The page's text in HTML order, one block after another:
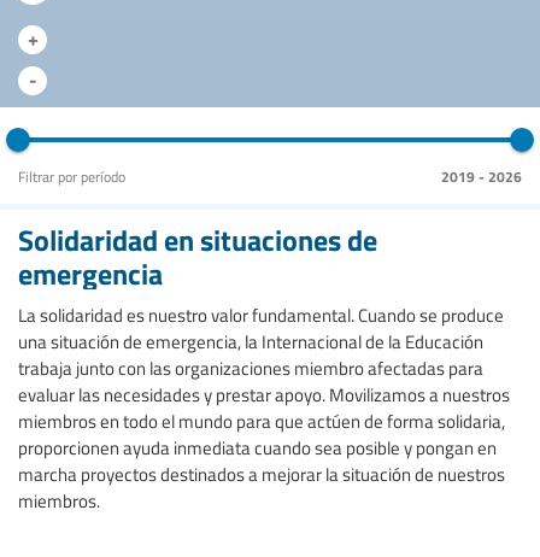
+
-
Filtrar por período 2019-2026
Solidaridad en situaciones de
emergencia
La solidaridad es nuestro valor fundamental. Cuando se produce
una situación de emergencia, la Internacional de la Educación
trabaja junto con las organizaciones miembro afectadas para
evaluar las necesidades y prestar apoyo. Movilizamos a nuestros
miembros en todo el mundo para que actúen de forma solidaria,
proporcionen ayuda inmediata cuando sea posible y pongan en
marcha proyectos destinados a mejorar la situación de nuestros
miembros.